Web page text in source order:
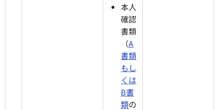
本人
確認
書類
（A
書類
もし
くは
B書
類の